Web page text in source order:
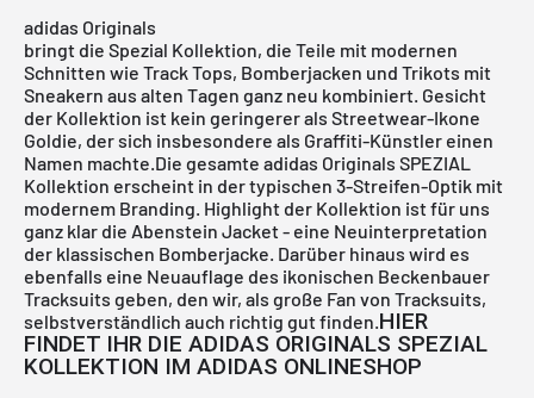
adidas Originals
bringt die Spezial Kollektion, die Teile mit modernen
Schnitten wie Track Tops, Bomberjacken und Trikots mit
Sneakern aus alten Tagen ganz neu kombiniert. Gesicht
der Kollektion ist kein geringerer als Streetwear-Ikone
Goldie, der sich insbesondere als Graffiti-Künstler einen
Namen machte.Die gesamte adidas Originals SPEZIAL
Kollektion erscheint in der typischen 3-Streifen-Optik mit
modernem Branding. Highlight der Kollektion ist für uns
ganz klar die Abenstein Jacket - eine Neuinterpretation
der klassischen Bomberjacke. Darüber hinaus wird es
ebenfalls eine Neuauflage des ikonischen Beckenbauer
Tracksuits geben, den wir, als große Fan von Tracksuits,
selbstverständlich auch richtig gut finden.HIER
FINDET IHR DIE ADIDAS ORIGINALS SPEZIAL
KOLLEKTION IM ADIDAS ONLINESHOP